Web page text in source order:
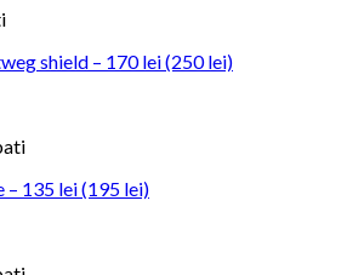
shield – 170 lei (250 lei)
– 135 lei (195 lei)